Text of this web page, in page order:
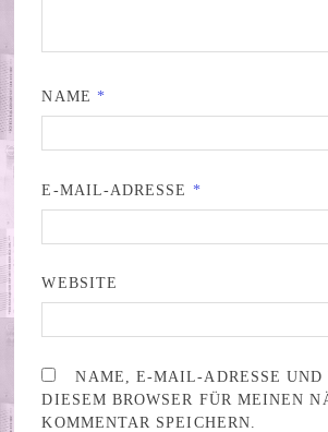
NAME *
E-MAIL-ADRESSE *
WEBSITE
NAME, E-MAIL-ADRESSE UND
DIESEM BROWSER FÜR MEINEN
KOMMENTAR SPEICHERN.